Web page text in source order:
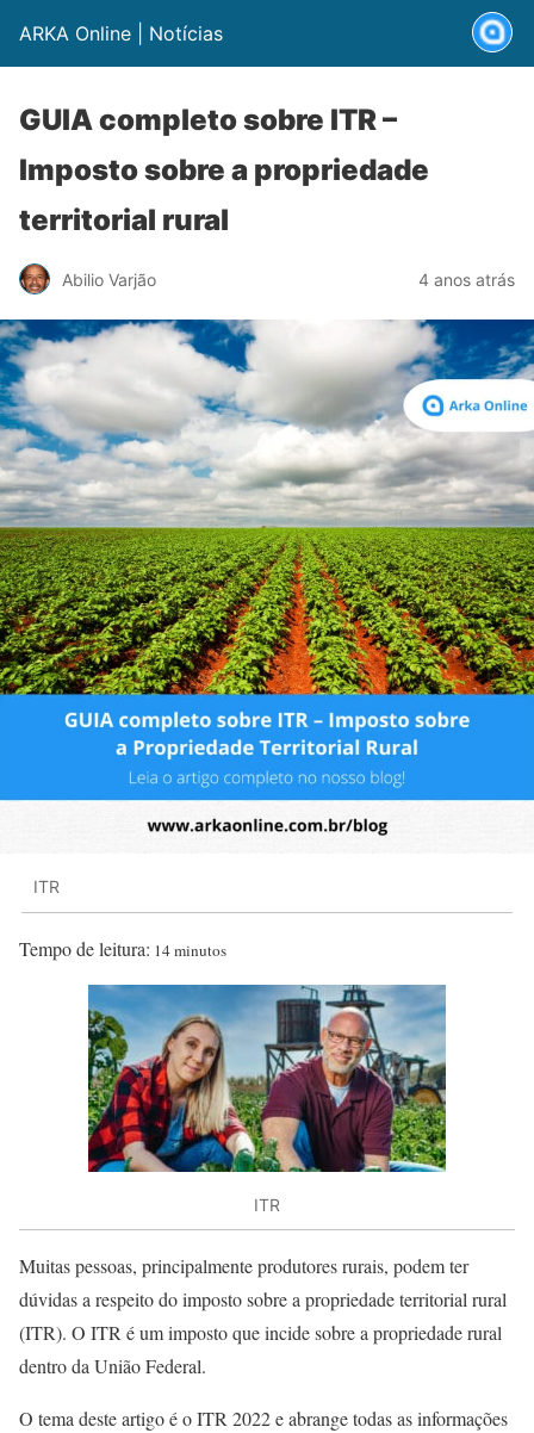
ARKA Online | Notícias
GUIA completo sobre ITR –
Imposto sobre a propriedade
territorial rural
Abilio Varjão 4 anos atrás
ITR
Tempo de leitura: 14 minutos
ITR
Muitas pessoas, principalmente produtores rurais, podem ter
dúvidas a respeito do imposto sobre a propriedade territorial rural
(ITR). O ITR é um imposto que incide sobre a propriedade rural
dentro da União Federal.
O tema deste artigo é o ITR 2022 e abrange todas as informações